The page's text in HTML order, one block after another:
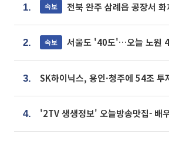
1. 속보 전북 완주 삼례읍 공장서 화
2. 속보 서울도 '40도'…오늘 노원
3.
4.